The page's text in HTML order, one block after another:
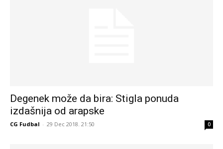
Degenek može da bira: Stigla ponuda
izdašnija od arapske
CG Fudbal - 29 Dec 2018. 21:50 0